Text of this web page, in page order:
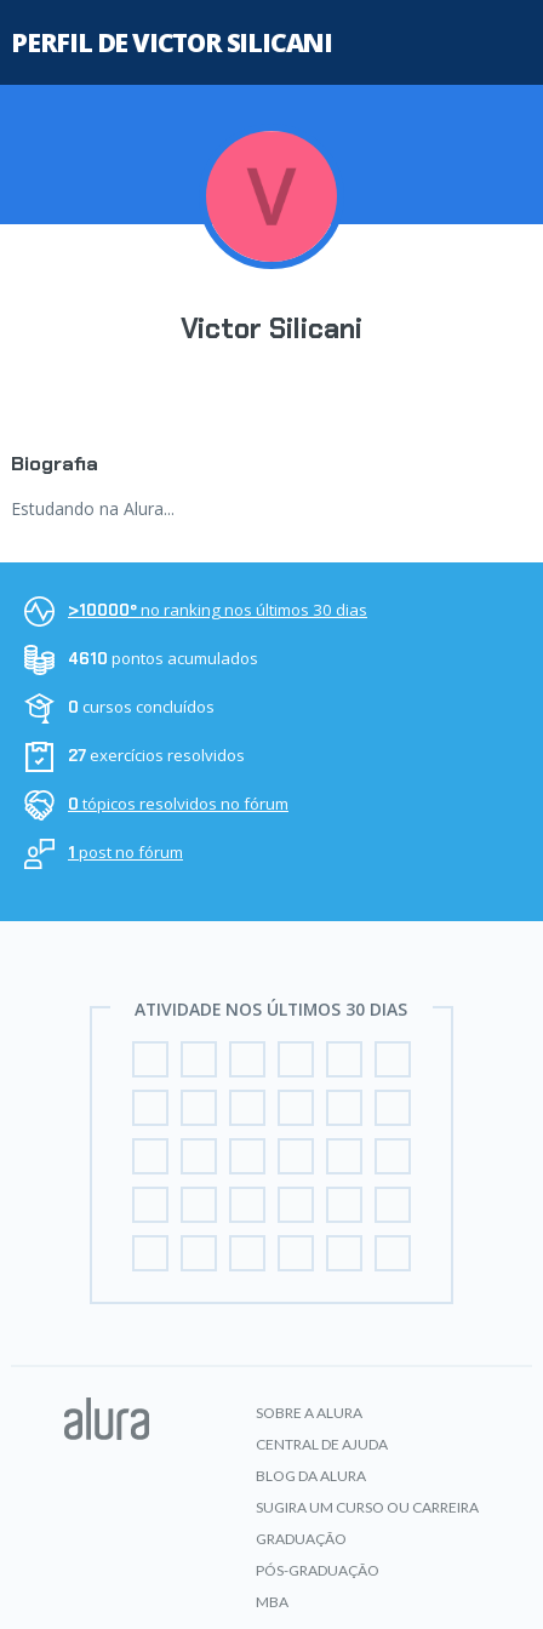
PERFIL DE VICTOR SILICANI
Victor Silicani
Biografia
Estudando na Alura...
>10000ºno ranking nos últimos 30 dias
4610 pontos acumulados
0 cursos concluídos
27exercícios resolvidos
0 tópicos resolvidos no fórum
1 post no fórum
ATIVIDADE NOS ÚLTIMOS 30 DIAS
SOBRE A ALURA
CENTRAL DE AJUDA
BLOG DA ALURA
SUGIRA UM CURSO OU CARREIRA
GRADUAÇÃO
PÓS-GRADUAÇÃO
MBA